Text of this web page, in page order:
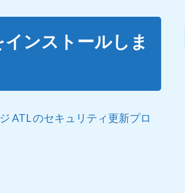
ンストールしま
ATL のセキュリティ更新プロ